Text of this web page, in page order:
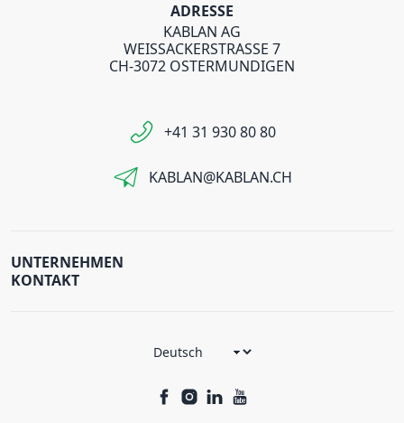
ADRESSE
KABLAN AG
WEISSACKERSTRASSE 7
CH-3072 OSTERMUNDIGEN
+41 31 930 80 80
KABLAN@KABLAN.CH
UNTERNEHMEN
KONTAKT